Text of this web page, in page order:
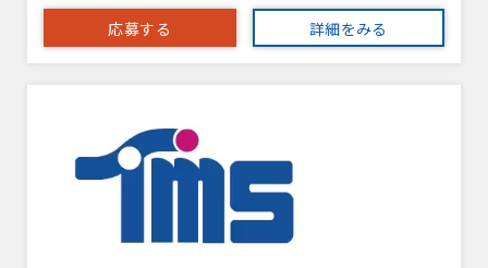
応募する 詳細をみる